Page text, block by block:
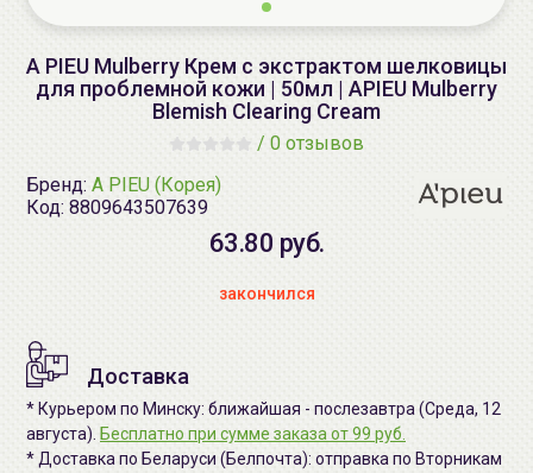
A PIEU Mulberry Крем с экстрактом шелковицы
для проблемной кожи | 50мл | APIEU Mulberry
Blemish Clearing Cream
/ 0 отзывов
Бренд: A PIEU (Корея)
Код: 8809643507639
63.80 руб.
закончился
Доставка
* Курьером по Минску: ближайшая - послезавтра (Среда, 12
августа). Бесплатно при сумме заказа от 99 руб.
* Доставка по Беларуси (Белпочта): отправка по Вторникам